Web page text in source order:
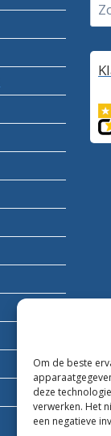
Om de beste
deze
verwerken. Het
een negatieve